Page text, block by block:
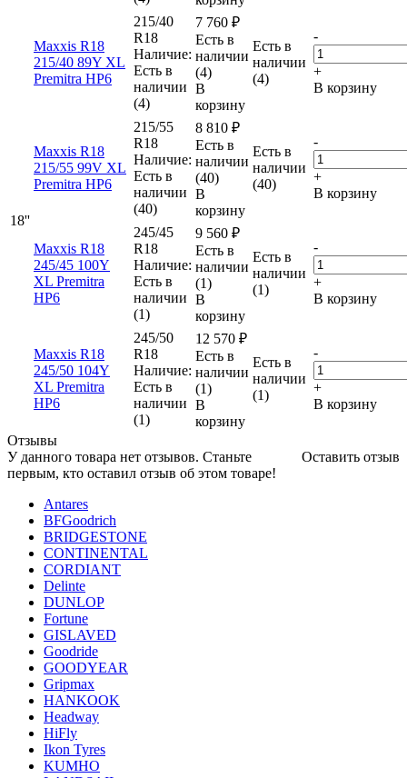
18''
Maxxis R18
215/40 89Y XL
Premitra HP6
215/40
R18
Наличие:
Есть в
наличии
(4)
7 760 ₽
Есть в
наличии
(4)
В
корзину
Есть в
наличии
(4)
-
+
В корзину
Maxxis R18
215/55 99V XL
Premitra HP6
215/55
R18
Наличие:
Есть в
наличии
(40)
8 810 ₽
Есть в
наличии
(40)
В
корзину
Есть в
наличии
(40)
-
+
В корзину
Maxxis R18
245/45 100Y
XL Premitra
HP6
245/45
R18
Наличие:
Есть в
наличии
(1)
9 560 ₽
Есть в
наличии
(1)
В
корзину
Есть в
наличии
(1)
-
+
В корзину
Maxxis R18
245/50 104Y
XL Premitra
HP6
245/50
R18
Наличие:
Есть в
наличии
(1)
12 570 ₽
Есть в
наличии
(1)
В
корзину
Есть в
наличии
(1)
-
+
В корзину
Отзывы
Оставить отзыв
У данного товара нет отзывов. Станьте
первым, кто оставил отзыв об этом товаре!
Antares
BFGoodrich
BRIDGESTONE
CONTINENTAL
CORDIANT
Delinte
DUNLOP
Fortune
GISLAVED
Goodride
GOODYEAR
Gripmax
HANKOOK
Headway
HiFly
Ikon Tyres
KUMHO